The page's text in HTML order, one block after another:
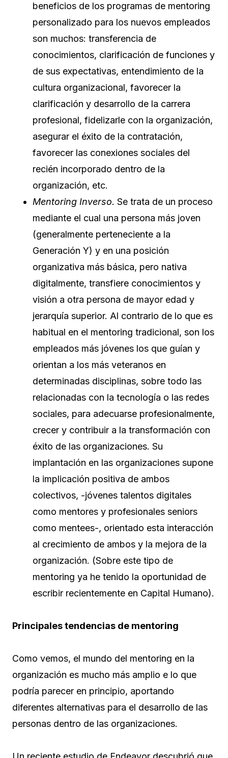
beneficios de los programas de mentoring
personalizado para los nuevos empleados
son muchos: transferencia de
conocimientos, clarificación de funciones y
de sus expectativas, entendimiento de la
cultura organizacional, favorecer la
clarificación y desarrollo de la carrera
profesional, fidelizarle con la organización,
asegurar el éxito de la contratación,
favorecer las conexiones sociales del
recién incorporado dentro de la
organización, etc.
Mentoring Inverso. Se trata de un proceso
mediante el cual una persona más joven
(generalmente perteneciente a la
Generación Y) y en una posición
organizativa más básica, pero nativa
digitalmente, transfiere conocimientos y
visión a otra persona de mayor edad y
jerarquía superior. Al contrario de lo que es
habitual en el mentoring tradicional, son los
empleados más jóvenes los que guían y
orientan a los más veteranos en
determinadas disciplinas, sobre todo las
relacionadas con la tecnología o las redes
sociales, para adecuarse profesionalmente,
crecer y contribuir a la transformación con
éxito de las organizaciones. Su
implantación en las organizaciones supone
la implicación positiva de ambos
colectivos, -jóvenes talentos digitales
como mentores y profesionales seniors
como mentees-, orientado esta interacción
al crecimiento de ambos y la mejora de la
organización. (Sobre este tipo de
mentoring ya he tenido la oportunidad de
escribir recientemente en Capital Humano).
Principales tendencias de mentoring
Como vemos, el mundo del mentoring en la
organización es mucho más amplio e lo que
podría parecer en principio, aportando
diferentes alternativas para el desarrollo de las
personas dentro de las organizaciones.